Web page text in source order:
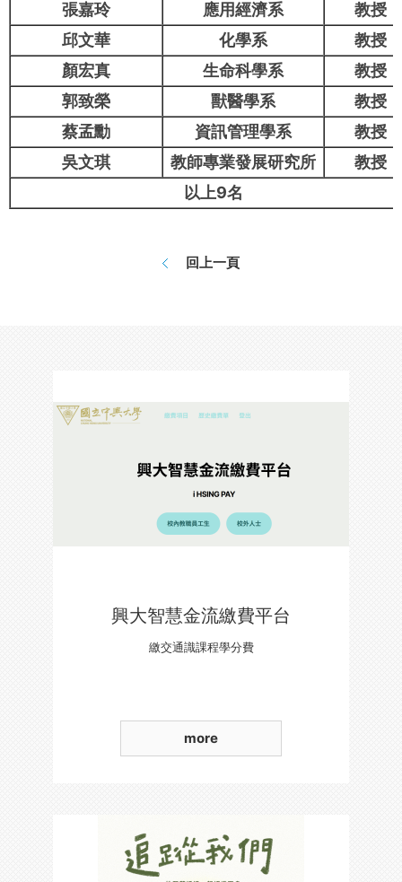
張嘉玲
應用經濟系
教授
邱文華
化學系
教授
顏宏真
生命科學系
教授
郭致榮
獸醫學系
教授
蔡孟勳
資訊管理學系
教授
吳文琪
教師專業發展研究所
教授
以上9名
回上一頁
興大智慧金流繳費平台
繳交通識課程學分費
more